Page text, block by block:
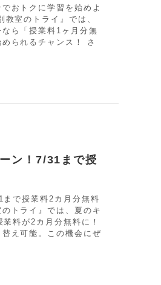
おトクに学習を始めよ
室のトライ』では、
ら「授業料1ヶ月分無
られるチャンス！ さ
ン！7/31まで授
まで授業料2カ月分無料
トライ』では、夏のキ
料が2カ月分無料に！
え可能。この機会にぜ